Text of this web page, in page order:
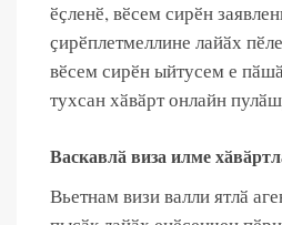
ӗҫленӗ, вӗсем сирӗн
ҫирӗплетмеллине лайӑх
вӗсем сирӗн ыйтусем е
тухсан хӑвӑрт онлайн
Васкавлӑ виза илме
Вьетнам визи валли ятлӑ